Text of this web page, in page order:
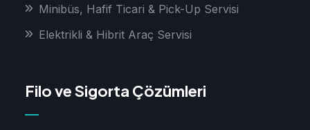
Minibüs, Hafif Ticari & Pick-Up Servisi
Elektrikli & Hibrit Araç Servisi
Filo ve Sigorta Çözümleri